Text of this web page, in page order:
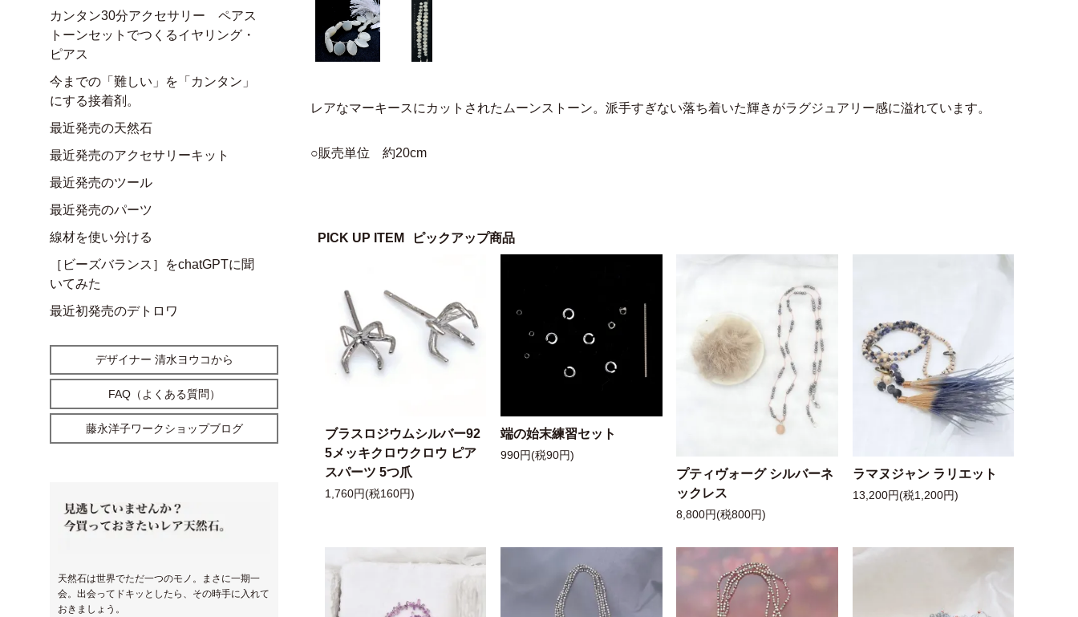
レアなマーキースにカットされたムーンストーン。派手すぎない落ち着いた輝きがラグジュアリー感に溢れています。
○販売単位 約20cm
PICK UP ITEM ピックアップ商品
ブラスロジウムシルバー92
5メッキクロウクロウ ピア
スパーツ 5つ爪
1,760円(税160円)
端の始末練習セット
990円(税90円)
プティヴォーグ シルバーネ
ックレス
8,800円(税800円)
ラマヌジャン ラリエット
13,200円(税1,200円)
カンタン30分アクセサリー ペアス
トーンセットでつくるイヤリング・
ピアス
今までの「難しい」を「カンタン」
にする接着剤。
最近発売の天然石
最近発売のアクセサリーキット
最近発売のツール
最近発売のパーツ
線材を使い分ける
［ビーズバランス］をchatGPTに聞
いてみた
最近初発売のデトロワ
デザイナー 清水ヨウコから
FAQ（よくある質問）
藤永洋子ワークショップブログ
天然石は世界でただ一つのモノ。まさに一期一
会。出会ってドキッとしたら、その時手に入れて
おきましょう。